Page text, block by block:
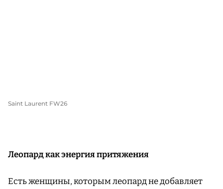
Saint Laurent FW26
Леопард как энергия притяжения
Есть женщины, которым леопард не добавляет